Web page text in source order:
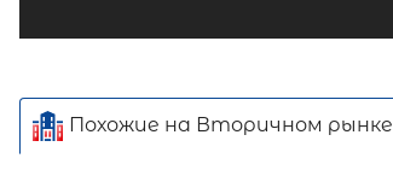
Похожие на Вторичном рынке